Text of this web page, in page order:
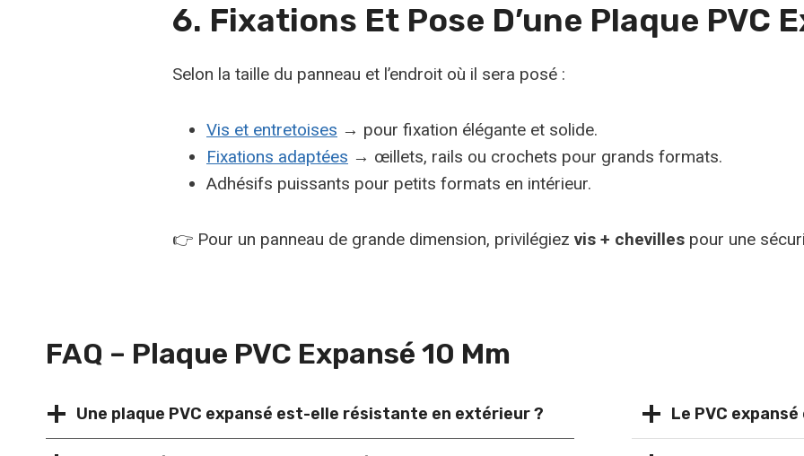
6. Fixations Et Pose D’une Plaque PVC
Selon la taille du panneau et l’endroit où il sera posé :
Vis et entretoises → pour fixation élégante et solide.
Fixations adaptées → œillets, rails ou crochets pour grands formats.
Adhésifs puissants pour petits formats en intérieur.
👉 Pour un panneau de grande dimension, privilégiez vis + chevilles pour une
FAQ – Plaque PVC Expansé 10 Mm
Une plaque PVC expansé est-elle résistante en extérieur ? Le PVC